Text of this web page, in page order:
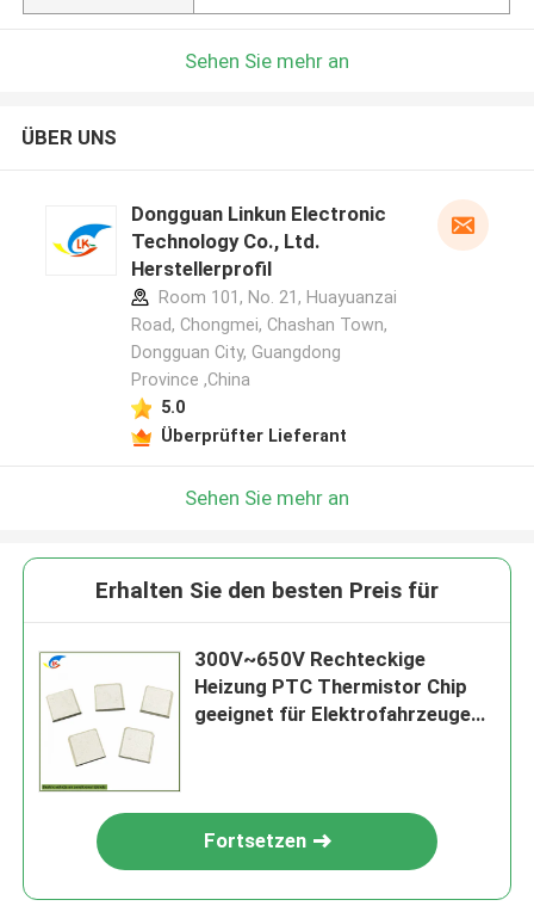
Sehen Sie mehr an
ÜBER UNS
Dongguan Linkun Electronic
Technology Co., Ltd.
Herstellerprofil
Room 101, No. 21, Huayuanzai
Road, Chongmei, Chashan Town,
Dongguan City, Guangdong
Province ,China
5.0
Überprüfter Lieferant
Sehen Sie mehr an
Erhalten Sie den besten Preis für
300V~650V Rechteckige
Heizung PTC Thermistor Chip
geeignet für Elektrofahrzeuge
Fortsetzen